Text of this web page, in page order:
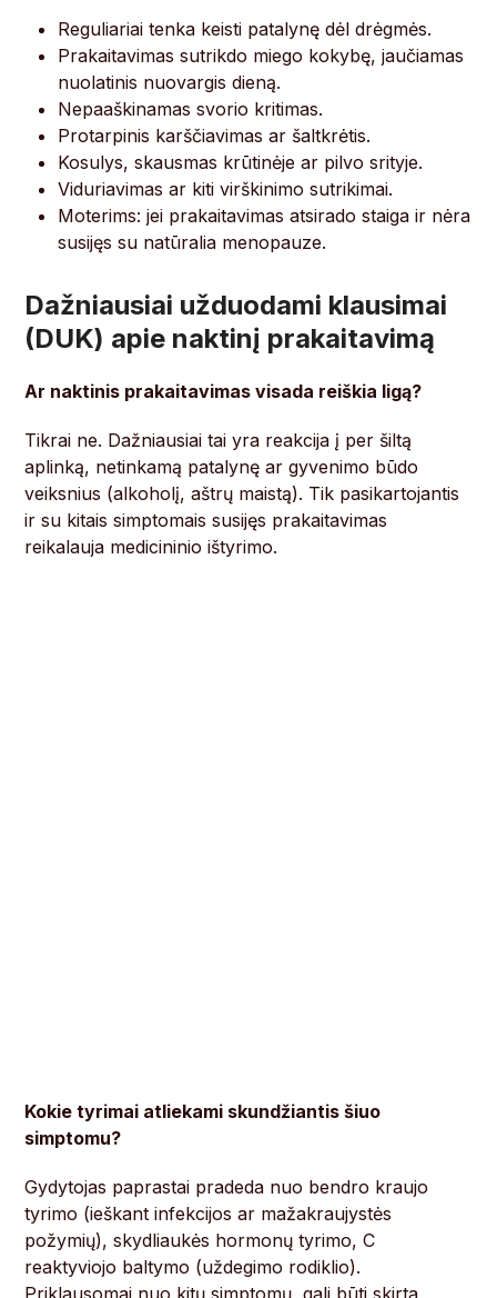
Reguliariai tenka keisti patalynę dėl drėgmės.
Prakaitavimas sutrikdo miego kokybę, jaučiamas
nuolatinis nuovargis dieną.
Nepaaškinamas svorio kritimas.
Protarpinis karščiavimas ar šaltkrėtis.
Kosulys, skausmas krūtinėje ar pilvo srityje.
Viduriavimas ar kiti virškinimo sutrikimai.
Moterims: jei prakaitavimas atsirado staiga ir nėra
susijęs su natūralia menopauze.
Dažniausiai užduodami klausimai
(DUK) apie naktinį prakaitavimą
Ar naktinis prakaitavimas visada reiškia ligą?
Tikrai ne. Dažniausiai tai yra reakcija į per šiltą
aplinką, netinkamą patalynę ar gyvenimo būdo
veiksnius (alkoholį, aštrų maistą). Tik pasikartojantis
ir su kitais simptomais susijęs prakaitavimas
reikalauja medicininio ištyrimo.
Kokie tyrimai atliekami skundžiantis šiuo
simptomu?
Gydytojas paprastai pradeda nuo bendro kraujo
tyrimo (ieškant infekcijos ar mažakraujystės
požymių), skydliaukės hormonų tyrimo, C
reaktyviojo baltymo (uždegimo rodiklio).